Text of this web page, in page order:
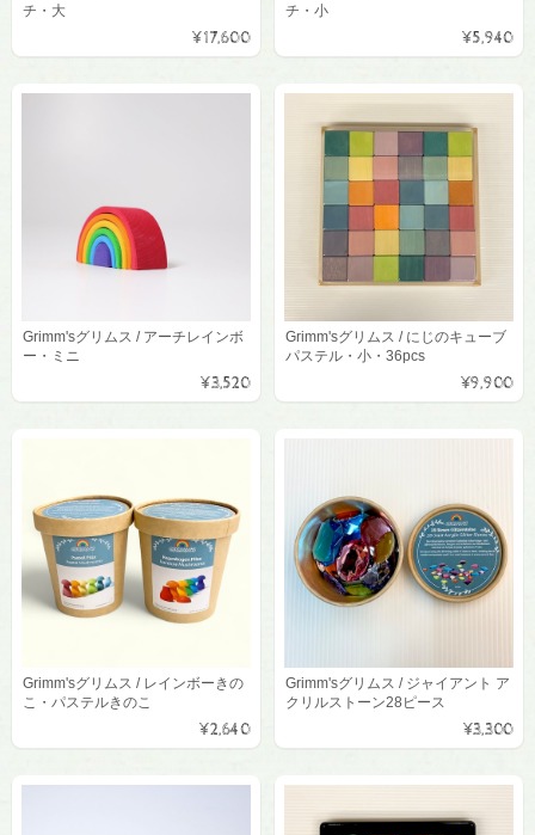
チ・大
¥17,600
チ・小
¥5,940
Grimm'sグリムス / アーチレインボ
ー・ミニ
¥3,520
Grimm'sグリムス / にじのキューブ
パステル・小・36pcs
¥9,900
Grimm'sグリムス / レインボーきの
こ・パステルきのこ
¥2,640
Grimm'sグリムス / ジャイアント ア
クリルストーン28ピース
¥3,300